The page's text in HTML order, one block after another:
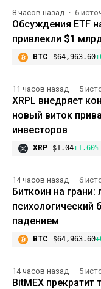
8 часов назад 6
Обсуждения ETF
привлекли $1
BTC $64,963.60
11 часов назад 5
XRPL внедряет
новый виток
инвесторов
XRP $1.04+1.60%
14 часов назад 6
Биткоин на
психологический
падением
BTC $64,963.60
14 часов назад 5
BitMEX прекратит